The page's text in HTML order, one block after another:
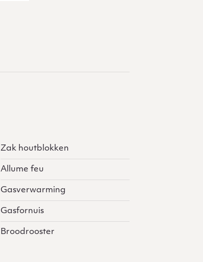
Zak houtblokken
Allume feu
Gasverwarming
Gasfornuis
Broodrooster